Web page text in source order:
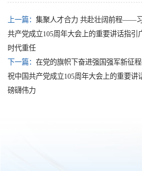
上一篇： 集聚人才合力 共赴壮阔前程——
共产党成立105周年大会上的重要讲话指引
时代重任
下一篇： 在党的旗帜下奋进强国强军新征
祝中国共产党成立105周年大会上的重要讲
磅礴伟力